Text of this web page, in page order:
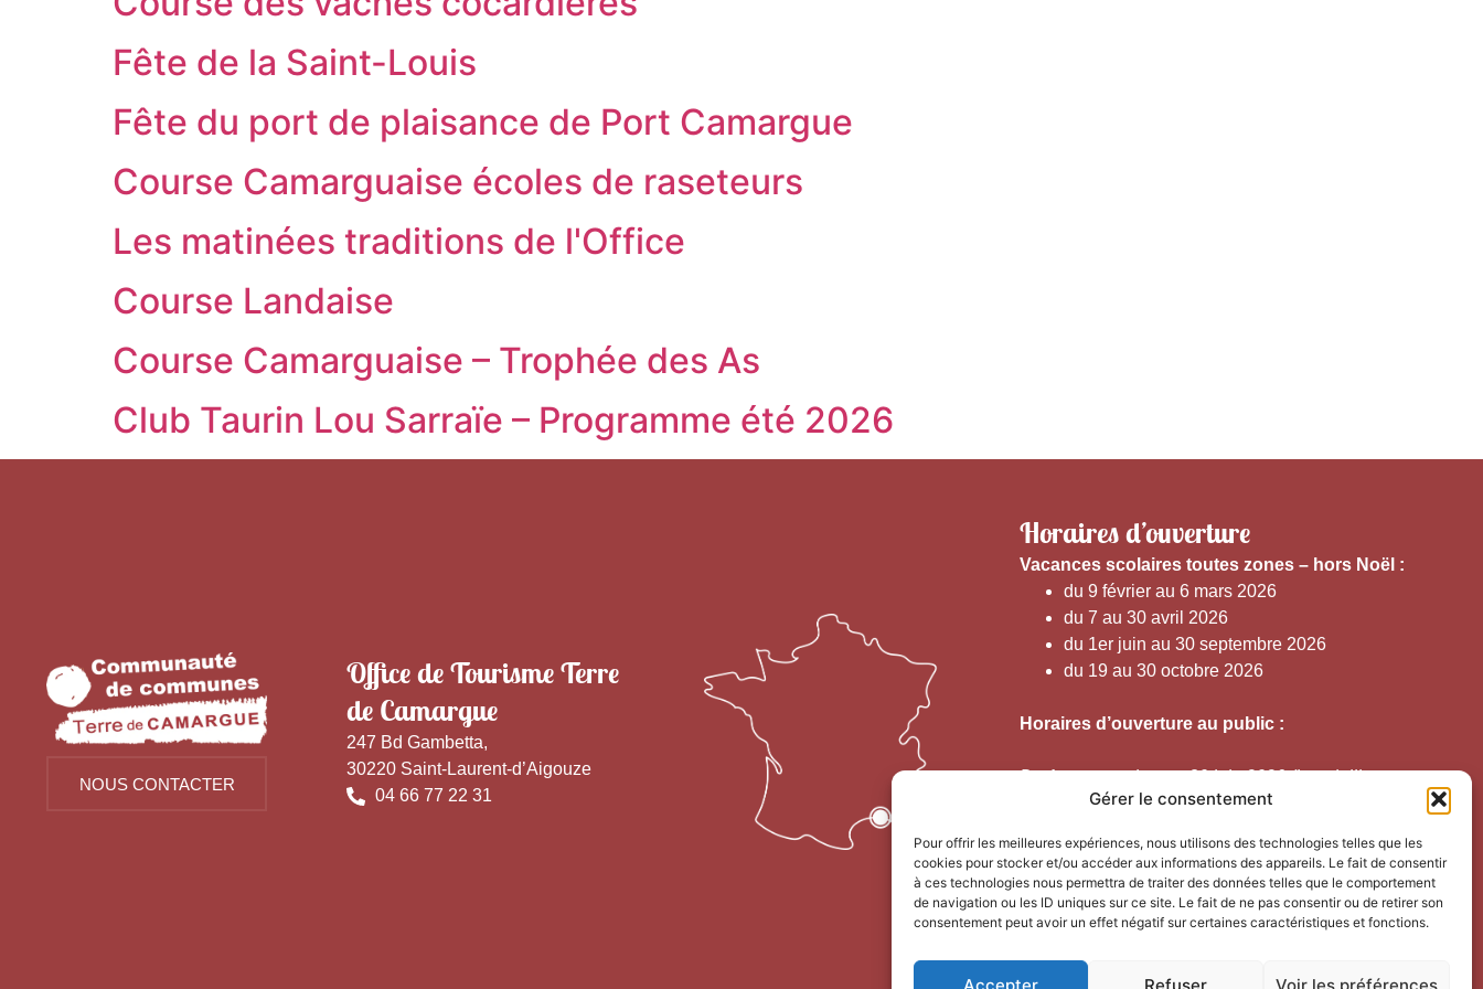
Gérer le consentement
Pour offrir les meilleures expériences, nous utilisons des technologies telles que les
cookies pour stocker et/ou accéder aux informations des appareils. Le fait de consentir
à ces technologies nous permettra de traiter des données telles que le comportement
de navigation ou les ID uniques sur ce site. Le fait de ne pas consentir ou de retirer son
consentement peut avoir un effet négatif sur certaines caractéristiques et fonctions.
Accepter Refuser Voir les préférences
Fête de la Saint-Louis
Fête du port de plaisance de Port Camargue
Course Camarguaise écoles de raseteurs
Les matinées traditions de l'Office
Course Landaise
Course Camarguaise – Trophée des As
Club Taurin Lou Sarraïe – Programme été 2026
NOUS CONTACTER
Office de Tourisme Terre
de Camargue
247 Bd Gambetta,
30220 Saint-Laurent-d’Aigouze
04 66 77 22 31
Horaires d’ouverture
Vacances scolaires toutes zones – hors Noël :
du 9 février au 6 mars 2026
du 7 au 30 avril 2026
du 1er juin au 30 septembre 2026
du 19 au 30 octobre 2026
Horaires d’ouverture au public :
Du 1er septembre au 30 juin 2026 (hors juillet et
13h15 à 17h00
Du 1er juillet au 31 août 2026
du lundi au samedi de 9h00 à 14h00